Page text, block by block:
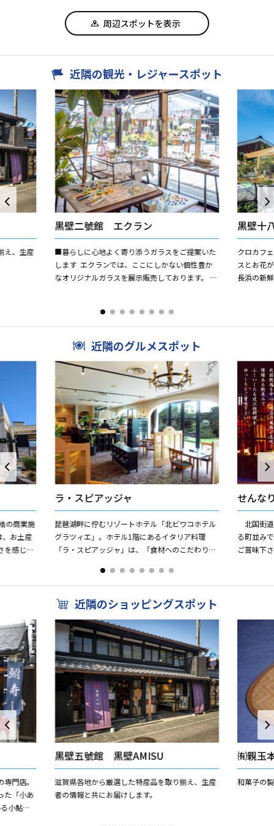
周辺スポットを表示
近隣の観光・レジャースポット
え、生産
黒壁二號館 エクラン
■暮らしに心地よく寄り添うガラスをご提案いた
します エクランでは、ここにしかない個性豊か
なオリジナルガラスを展示販売しております。 黒
黒壁十
クロカフ
スとお花
長浜の新
近隣のグルメスポット
の商業施
、お土産
を感じら
ラ・スピアッジャ
琵琶湖畔に佇むリゾートホテル「北ビワコホテル
グラツィエ」。ホテル1階にあるイタリア料理
「ラ・スピアッジャ」は、「食材へのこだわり」
わえないお料理をお届け...
せんな
北国街
る町並み
ご賞味下
近隣のショッピングスポット
門店。
た「小あ
小鮎は
黒壁五號館 黒壁AMISU
滋賀県各地から厳選した特産品を取り揃え、生産
者の情報と共にお届けします。
㈲親玉
和菓子の